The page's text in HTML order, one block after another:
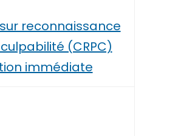
reconnaissance
(CRPC)
immédiate